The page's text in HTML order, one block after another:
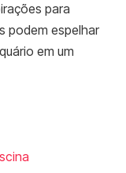
para
podem espelhar
em um